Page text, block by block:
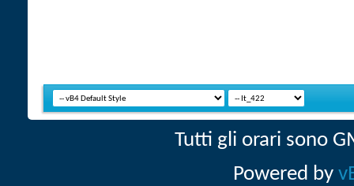
Tutti gli orari sono
Powered by